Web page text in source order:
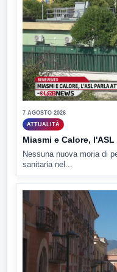
7 AGOSTO 2026
ATTUALITÀ
Miasmi e Calore,
Nessuna nuova moria di
sanitaria nel...